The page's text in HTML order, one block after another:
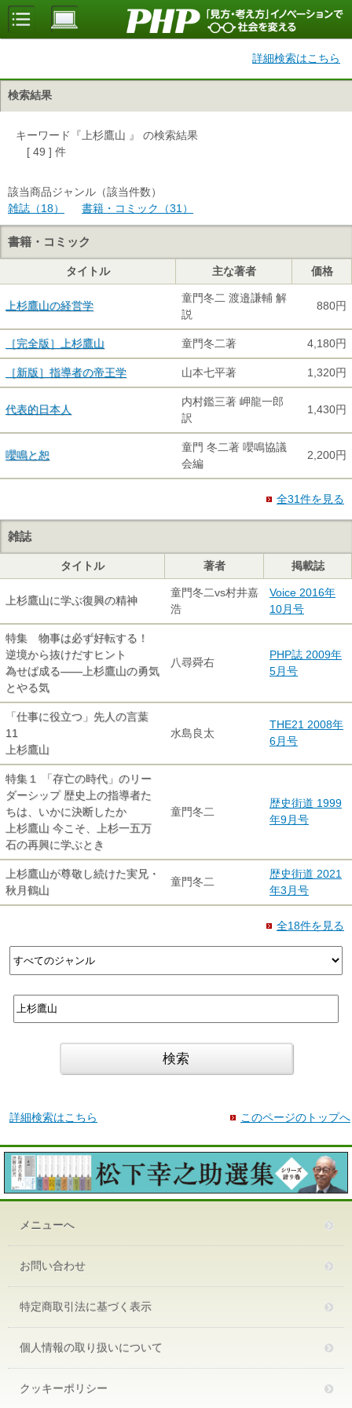
詳細検索はこちら
検索結果
キーワード『上杉鷹山 』 の検索結果
[ 49 ] 件
該当商品ジャンル（該当件数）
雑誌（18）
書籍・コミック（31）
書籍・コミック
タイトル 主な著者 価格
上杉鷹山の経営学
童門冬二 渡邉謙輔 解
説
880円
［完全版］上杉鷹山 童門冬二著 4,180円
［新版］指導者の帝王学 山本七平著 1,320円
代表的日本人
内村鑑三著 岬龍一郎
訳
1,430円
嚶鳴と恕
童門 冬二著 嚶鳴協議
会編
2,200円
全31件を見る
雑誌
タイトル 著者 掲載誌
上杉鷹山に学ぶ復興の精神
童門冬二vs村井嘉
浩
Voice 2016年
10月号
特集 物事は必ず好転する！
逆境から抜けだすヒント
為せば成る――上杉鷹山の勇気
とやる気
八尋舜右
PHP誌 2009年
5月号
「仕事に役立つ」先人の言葉
11
上杉鷹山
水島良太
THE21 2008年
6月号
特集１ 「存亡の時代」のリー
ダーシップ 歴史上の指導者た
ちは、いかに決断したか
上杉鷹山 今こそ、上杉一五万
石の再興に学ぶとき
童門冬二
歴史街道 1999
年9月号
上杉鷹山が尊敬し続けた実兄・
秋月鶴山
童門冬二
歴史街道 2021
年3月号
全18件を見る
詳細検索はこちら このページのトップへ
メニューへ
お問い合わせ
特定商取引法に基づく表示
個人情報の取り扱いについて
クッキーポリシー